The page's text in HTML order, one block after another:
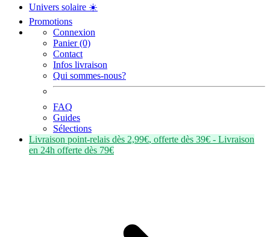
Univers solaire ☀️
Promotions
Connexion
Panier (0)
Contact
Infos livraison
Qui sommes-nous?
FAQ
Guides
Sélections
Livraison point-relais dès 2,99€, offerte dès 39€ - Livraison
en 24h offerte dès 79€